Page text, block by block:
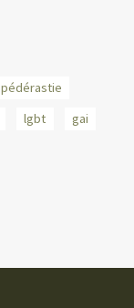
pédérastie
lgbt gai